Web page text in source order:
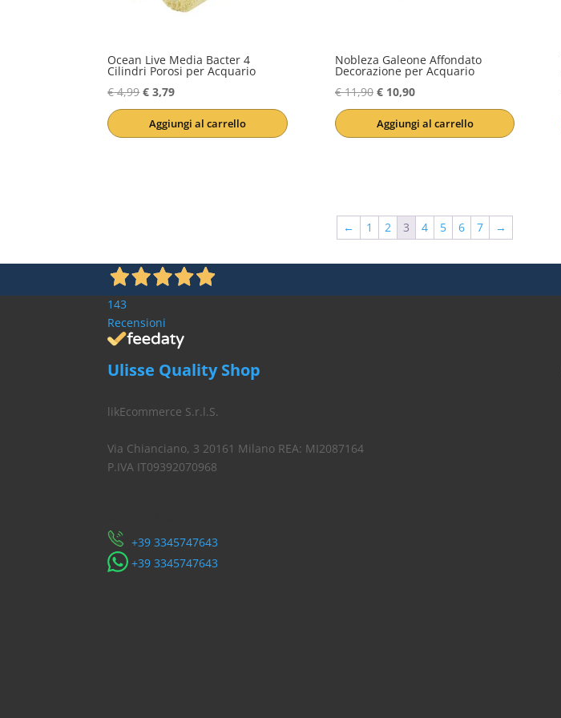
Ocean Live Media Bacter 4
Cilindri Porosi per Acquario
€4,99Il
prezzo
originale
€ 3,79Il
prezzo
attuale
Aggiungi al carrello
Nobleza Galeone Affondato
Decorazione per Acquario
€11,90 Il
prezzo
originale
€10,90Il
prezzo
attuale
Aggiungi al carrello
← 1 2 3 4 5 6 7 →
143
Recensioni
Ulisse Quality Shop
likEcommerce S.r.l.S.
Via Chianciano, 3 20161 Milano REA: MI2087164
P.IVA IT09392070968
​+39 3345747643
​+39 3345747643